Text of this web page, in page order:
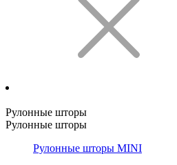
Рулонные шторы
Рулонные шторы
Рулонные шторы MINI